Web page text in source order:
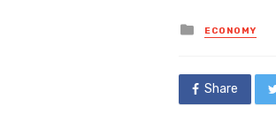
Posted
in
ECONOMY
Share